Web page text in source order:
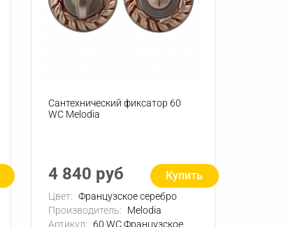
Сантехнический фиксатор 60
WC Melodia
4 840 руб Купить
Цвет: Французское серебро
Производитель:
Melodia
Артикул: 60 WC Французское